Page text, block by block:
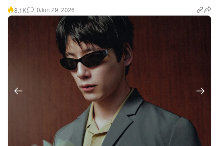
8.1K 0Jun 29, 2026